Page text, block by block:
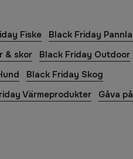
Fiske
Black Friday
& skor
Black Friday Outdoor
Black Friday Skog
Värmeprodukter Gåva